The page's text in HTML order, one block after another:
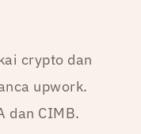
crypto dan
upwork.
dan CIMB.